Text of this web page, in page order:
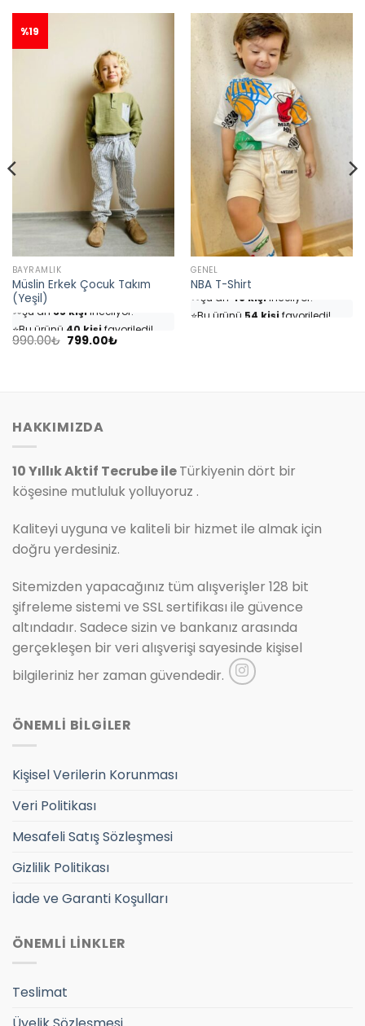
%19
BAYRAMLIK
Müslin Erkek Çocuk Takım
(Yeşil)
👀Şu an
Bu ürünü 40 kişi favoriledi!
🛒18 kişisepetine ekledi!
990.00₺ Orijinal
799.00₺Şu
GENEL
NBA T-Shirt
👀Şu an46 kişi
Bu ürünü 54 kişi favoriledi!
HAKKIMIZDA
10 Yıllık Aktif Tecrube ileTürkiyenin dört bir
köşesine mutluluk yolluyoruz .
Kaliteyi uyguna ve kaliteli bir hizmet ile almak için
doğru yerdesiniz.
Sitemizden yapacağınız tüm alışverişler 128 bit
şifreleme sistemi ve SSL sertifikası ile güvence
altındadır. Sadece sizin ve bankanız arasında
gerçekleşen bir veri alışverişi sayesinde kişisel
bilgileriniz her zaman güvendedir.
ÖNEMLİ BİLGİLER
Kişisel Verilerin Korunması
Veri Politikası
Mesafeli Satış Sözleşmesi
Gizlilik Politikası
İade ve Garanti Koşulları
ÖNEMLİ LİNKLER
Teslimat